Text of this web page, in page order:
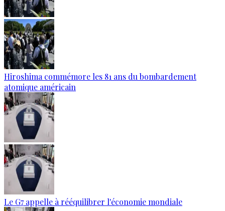
Hiroshima commémore les 81 ans du bombardement
atomique américain
Le G7 appelle à rééquilibrer l'économie mondiale